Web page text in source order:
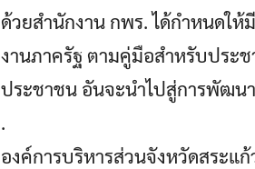
ด้วยสำนักงาน กพร. ได้กำหนดใ
งานภาครัฐ ตามคู่มือสำหรับประ
ประชาชน อันจะนำไปสู่การพัฒน
.
องค์การบริหารส่วนจังหวัดสระ